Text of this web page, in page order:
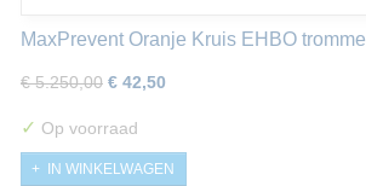
MaxPrevent Oranje Kruis EHBO trommel
€ 5.250,00 € 42,50
✓ Op voorraad
IN WINKELWAGEN